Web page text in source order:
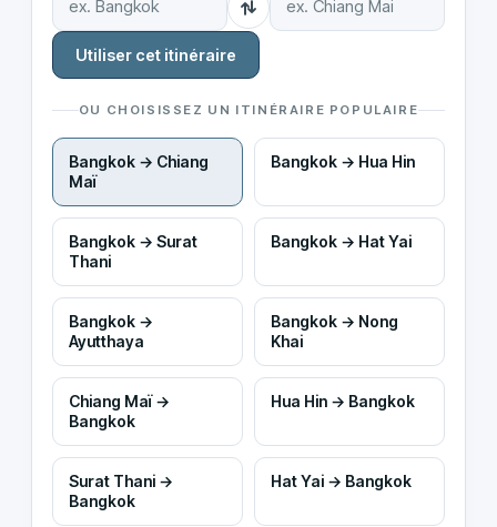
Utiliser cet itinéraire
OU CHOISISSEZ UN ITINÉRAIRE POPULAIRE
Bangkok → Chiang
Maï
Bangkok → Hua Hin
Bangkok → Surat
Thani
Bangkok → Hat Yai
Bangkok →
Ayutthaya
Bangkok → Nong
Khai
Chiang Maï →
Bangkok
Hua Hin → Bangkok
Surat Thani →
Bangkok
Hat Yai → Bangkok